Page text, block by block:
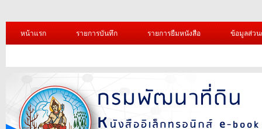
หน้าแรก รายการบันทึก รายการยืมหนังสือ ข้อมูลส่ว